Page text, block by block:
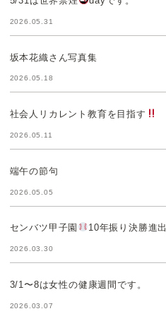
2026.05.31
坂本花織さん写真集
2026.05.18
社会人リカレント教育を目指す
2026.05.11
端午の節句
2026.05.05
センバツ甲子園 10年振り決勝進出
2026.03.30
3/1〜8は女性の健康週間です。
2026.03.07